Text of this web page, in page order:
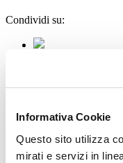
Informativa Cookie
Questo sito utilizza
mirati e servizi in
Condividi su: